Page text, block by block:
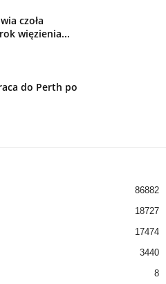
czoła
więzienia...
do Perth po
86882
18727
17474
3440
8